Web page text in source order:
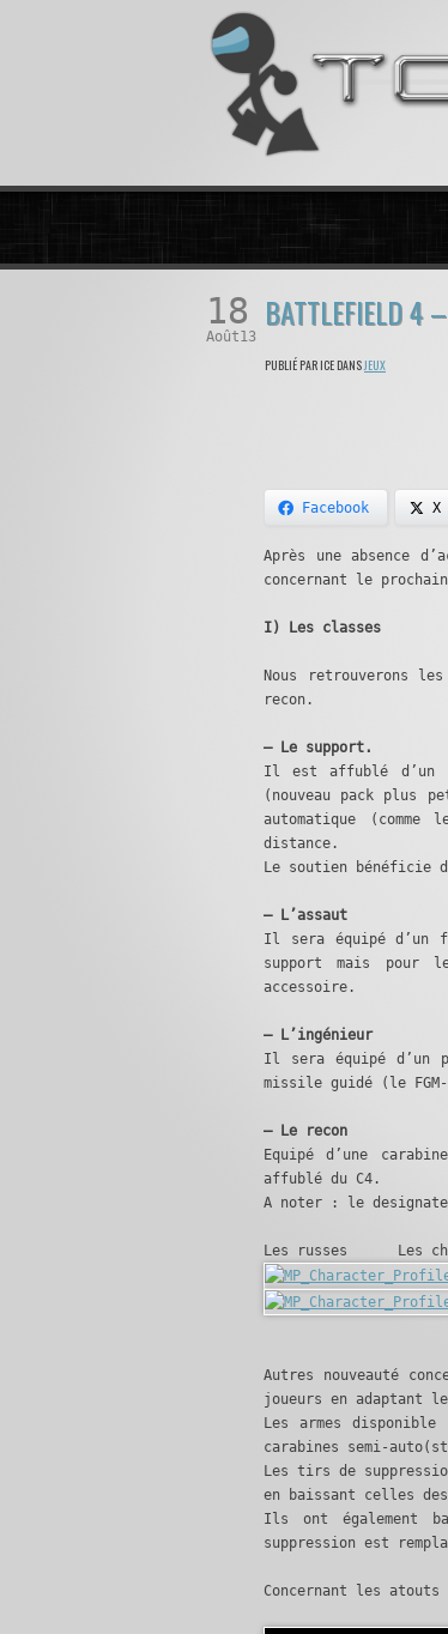
18
Août13
BATTLEFIELD 4
PUBLIÉ PAR ICE DANSJEUX
Facebook X
Après une absence
concernant le
I) Les classes
Nous retrouverons
recon.
– Le support.
Il est affublé d’un
(nouveau pack plus
automatique
distance.
Le soutien bénéficie
– L’assaut
Il sera équipé d’un
support mais pour
accessoire.
– L’ingénieur
Il sera équipé d’un
missile guidé (le FGM-
– Le recon
Equipé d’une
affublé du C4.
A noter : le
Les russes Les
Autres nouveauté
joueurs en adaptant
Les armes
carabines semi-
Les tirs de
en baissant celles
Ils ont également
suppression est
Concernant les atouts